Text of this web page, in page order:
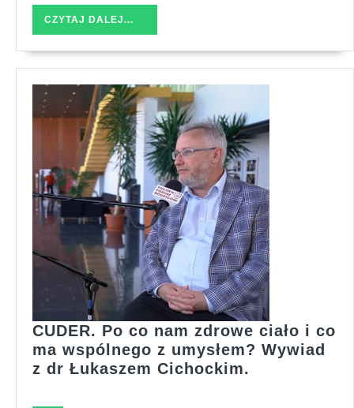
o
nie
dbać?
czyli
CUDER
CZYTAJ DALEJ...
DALEJ...
CUDER. Po co nam zdrowe ciało i co
ma wspólnego z umysłem? Wywiad
z dr Łukaszem Cichockim.